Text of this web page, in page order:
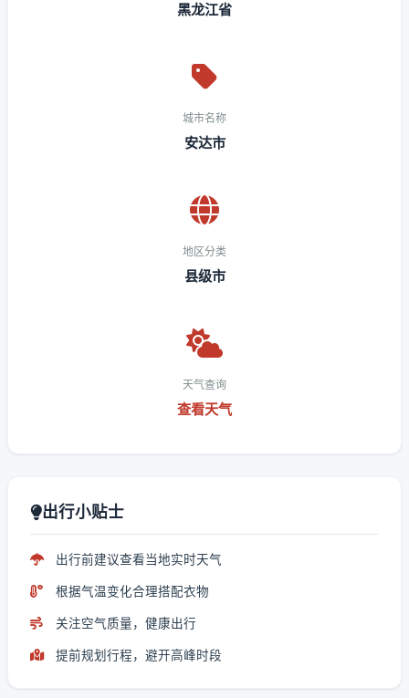
黑龙江省
城市名称
安达市
地区分类
县级市
天气查询
查看天气
出行小贴士
出行前建议查看当地实时天气
根据气温变化合理搭配衣物
关注空气质量，健康出行
提前规划行程，避开高峰时段